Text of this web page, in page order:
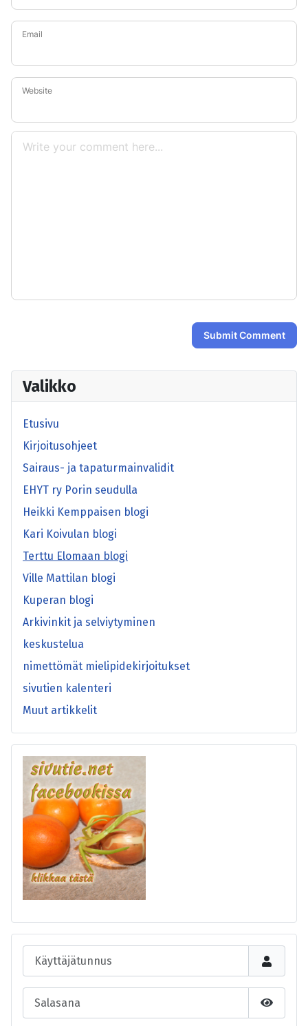
Email
Website
Submit Comment
Valikko
Etusivu
Kirjoitusohjeet
Sairaus- ja tapaturmainvalidit
EHYT ry Porin seudulla
Heikki Kemppaisen blogi
Kari Koivulan blogi
Terttu Elomaan blogi
Ville Mattilan blogi
Kuperan blogi
Arkivinkit ja selviytyminen
keskustelua
nimettömät mielipidekirjoitukset
sivutien kalenteri
Muut artikkelit
Käyttäjätunnus
Salasana
Näytä